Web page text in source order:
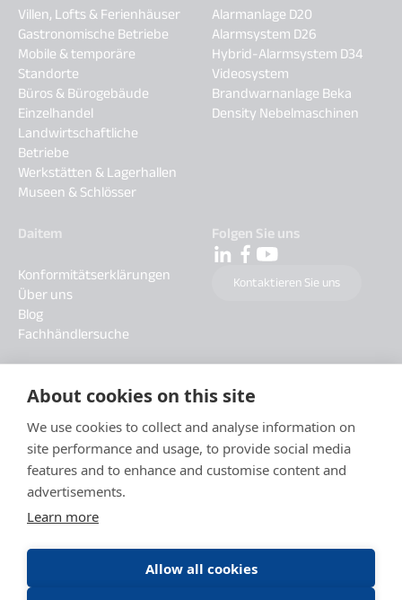
About cookies on this site
We use cookies to collect and analyse information on
site performance and usage, to provide social media
features and to enhance and customise content and
advertisements.
Learn more
Allow all cookies
Villen, Lofts & Ferienhäuser
Gastronomische Betriebe
Mobile & temporäre
Standorte
Büros & Bürogebäude
Einzelhandel
Landwirtschaftliche
Betriebe
Werkstätten & Lagerhallen
Museen & Schlösser
Alarmanlage D20
Alarmsystem D26
Hybrid-Alarmsystem D34
Videosystem
Brandwarnanlage Beka
Density Nebelmaschinen
Daitem
Konformitätserklärungen
Über uns
Blog
Fachhändlersuche
Folgen Sie uns
Kontaktieren Sie uns